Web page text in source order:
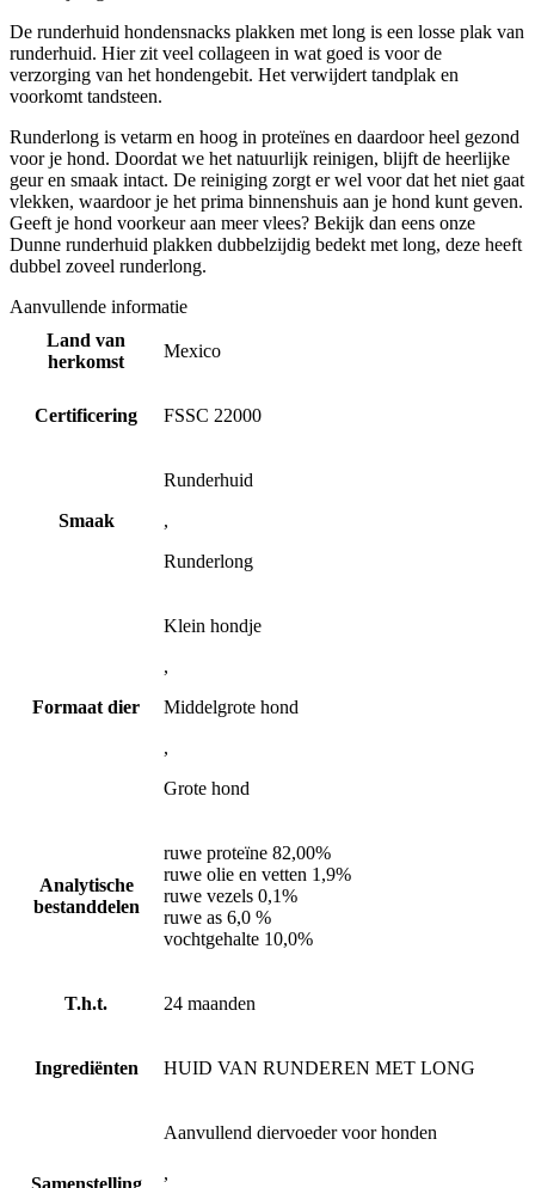
De runderhuid hondensnacks plakken met long is een losse plak van
runderhuid. Hier zit veel collageen in wat goed is voor de
verzorging van het hondengebit. Het verwijdert tandplak en
voorkomt tandsteen.
Runderlong is vetarm en hoog in proteïnes en daardoor heel gezond
voor je hond. Doordat we het natuurlijk reinigen, blijft de heerlijke
geur en smaak intact. De reiniging zorgt er wel voor dat het niet gaat
vlekken, waardoor je het prima binnenshuis aan je hond kunt geven.
Geeft je hond voorkeur aan meer vlees? Bekijk dan eens onze
Dunne runderhuid plakken dubbelzijdig bedekt met long, deze heeft
dubbel zoveel runderlong.
Aanvullende informatie
Land van
herkomst
Mexico
Certificering FSSC 22000
Smaak
Runderhuid
,
Runderlong
Formaat dier
Klein hondje
,
Middelgrote hond
,
Grote hond
Analytische
bestanddelen
ruwe proteïne 82,00%
ruwe olie en vetten 1,9%
ruwe vezels 0,1%
ruwe as 6,0 %
vochtgehalte 10,0%
T.h.t. 24 maanden
Ingrediënten HUID VAN RUNDEREN MET LONG
Aanvullend diervoeder voor honden
,